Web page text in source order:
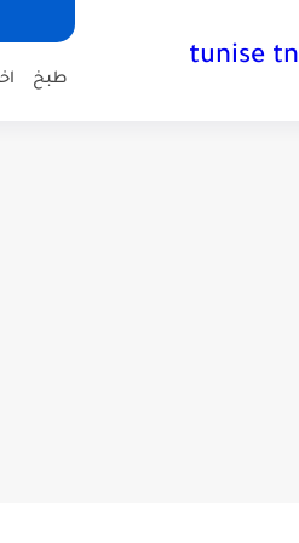
tunise tn
طبخ